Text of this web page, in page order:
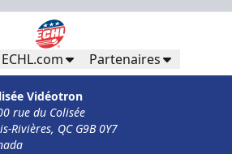
50 Employés
d'entreprises Info
(819) 519-1634
ECHL.com Partenaires
Vidéotron
rue du Colisée
Rivières, QC G9B 0Y7